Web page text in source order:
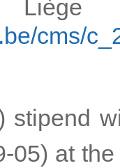
Liège
cms/
stipend
05) at